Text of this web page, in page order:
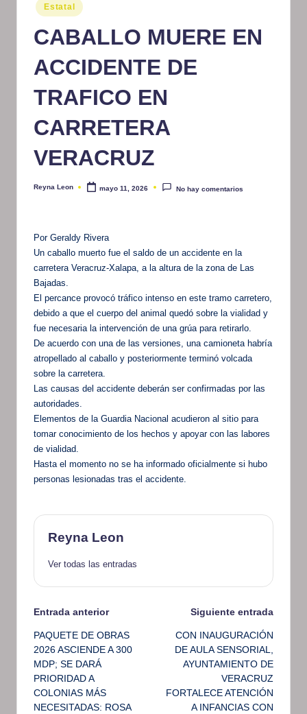
m
at
iv
o
Publicado
en
Estatal
CABALLO MUERE EN
ACCIDENTE DE
TRAFICO EN
CARRETERA
VERACRUZ
Publicado
Reyna Leon mayo 11, 2026 No hay comentarios
Por Geraldy Rivera
Un caballo muerto fue el saldo de un accidente en la
carretera Veracruz-Xalapa, a la altura de la zona de Las
Bajadas.
El percance provocó tráfico intenso en este tramo carretero,
debido a que el cuerpo del animal quedó sobre la vialidad y
fue necesaria la intervención de una grúa para retirarlo.
De acuerdo con una de las versiones, una camioneta habría
atropellado al caballo y posteriormente terminó volcada
sobre la carretera.
Las causas del accidente deberán ser confirmadas por las
autoridades.
Elementos de la Guardia Nacional acudieron al sitio para
tomar conocimiento de los hechos y apoyar con las labores
de vialidad.
Hasta el momento no se ha informado oficialmente si hubo
personas lesionadas tras el accidente.
Reyna Leon
Ver todas las entradas
Navegación
de
entradas
Entrada anterior
PAQUETE DE OBRAS
2026 ASCIENDE A 300
MDP; SE DARÁ
PRIORIDAD A
COLONIAS MÁS
NECESITADAS: ROSA
Siguiente entrada
CON INAUGURACIÓN
DE AULA SENSORIAL,
AYUNTAMIENTO DE
VERACRUZ
FORTALECE ATENCIÓN
A INFANCIAS CON